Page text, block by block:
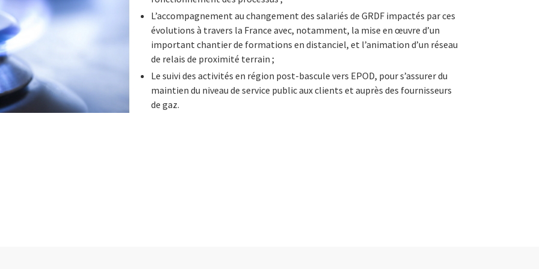
L’accompagnement au changement des salariés de GRDF impactés par ces
évolutions à travers la France avec, notamment, la mise en œuvre d’un
important chantier de formations en distanciel, et l’animation d’un réseau
de relais de proximité terrain ;
Le suivi des activités en région post-bascule vers EPOD, pour s’assurer du
maintien du niveau de service public aux clients et auprès des fournisseurs
de gaz.
Facebook
on Email
article on Print